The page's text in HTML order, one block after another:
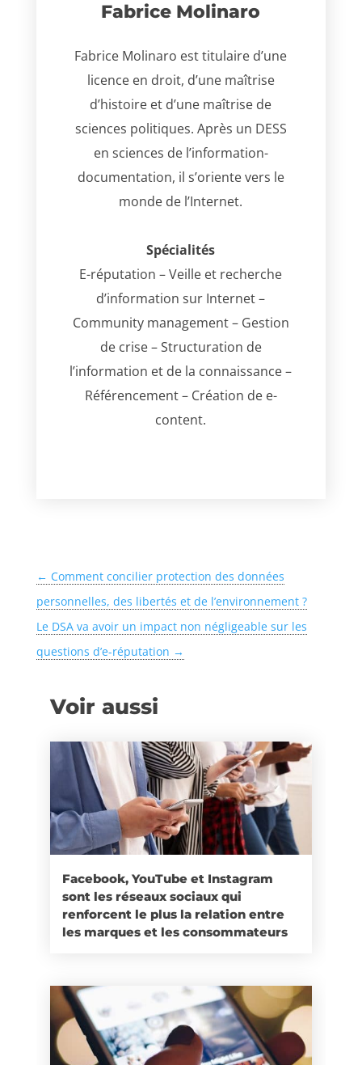
Fabrice Molinaro
Fabrice Molinaro est titulaire d’une
licence en droit, d’une maîtrise
d’histoire et d’une maîtrise de
sciences politiques. Après un DESS
en sciences de l’information-
documentation, il s’oriente vers le
monde de l’Internet.
Spécialités
E-réputation – Veille et recherche
d’information sur Internet –
Community management – Gestion
de crise – Structuration de
l’information et de la connaissance –
Référencement – Création de e-
content.
← Comment concilier protection des données
personnelles, des libertés et de l’environnement ?
Le DSA va avoir un impact non négligeable sur les
questions d’e-réputation →
Voir aussi
Facebook, YouTube et Instagram
sont les réseaux sociaux qui
renforcent le plus la relation entre
les marques et les consommateurs